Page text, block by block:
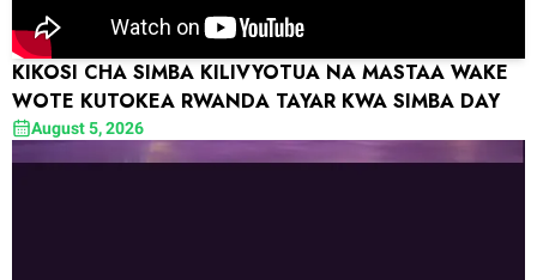
KIKOSI CHA SIMBA KILIVYOTUA NA MASTAA WAKE
WOTE KUTOKEA RWANDA TAYAR KWA SIMBA DAY
August 5, 2026